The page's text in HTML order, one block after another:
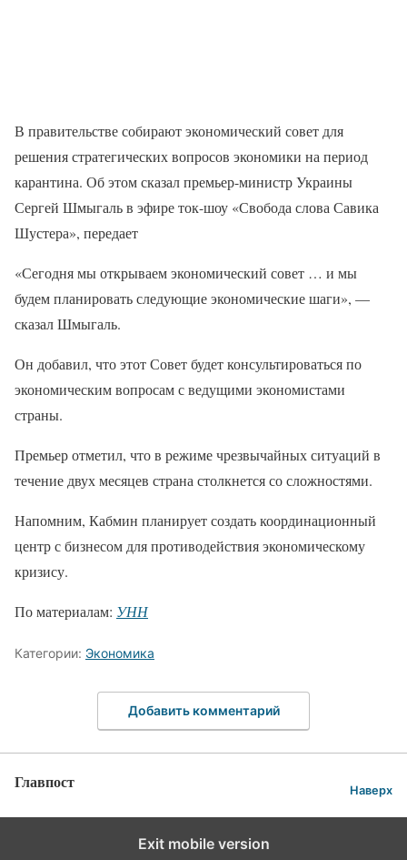
В правительстве собирают экономический совет для
решения стратегических вопросов экономики на период
карантина. Об этом сказал премьер-министр Украины
Сергей Шмыгаль в эфире ток-шоу «Свобода слова Савика
Шустера», передает
«Сегодня мы открываем экономический совет … и мы
будем планировать следующие экономические шаги», —
сказал Шмыгаль.
Он добавил, что этот Совет будет консультироваться по
экономическим вопросам с ведущими экономистами
страны.
Премьер отметил, что в режиме чрезвычайных ситуаций в
течение двух месяцев страна столкнется со сложностями.
Напомним, Кабмин планирует создать координационный
центр с бизнесом для противодействия экономическому
кризису.
По материалам: УНН
Категории: Экономика
Добавить комментарий
Главпост Наверх
Exit mobile version